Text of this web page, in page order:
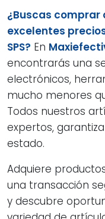
¿Buscas
excelentes
SPS? En
encontrarás una
electrónicos,
mucho menores
Todos nuestros
expertos,
estado.
Adquiere
una transacción
y descubre